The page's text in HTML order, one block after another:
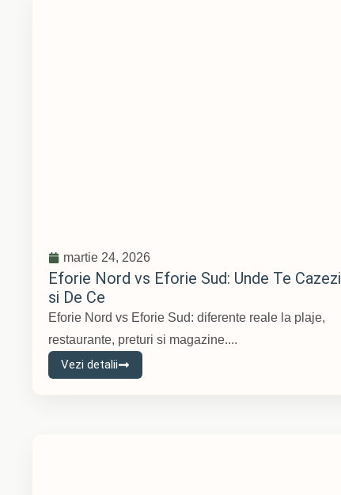
martie 24, 2026
Eforie Nord vs Eforie Sud: Unde Te Cazezi
si De Ce
Eforie Nord vs Eforie Sud: diferente reale la plaje,
restaurante, preturi si magazine....
Vezi detalii